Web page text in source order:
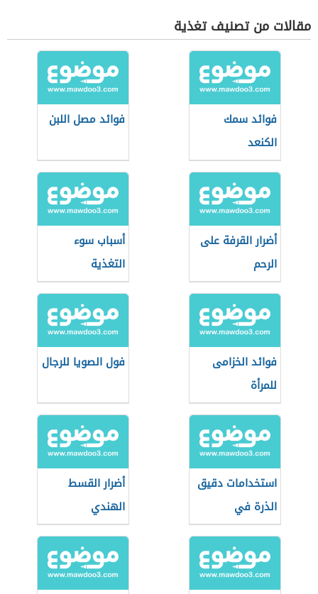
مقالات من تصنيف تغذية
فوائد سمك
الكنعد
فوائد مصل اللبن
أضرار القرفة على
الرحم
أسباب سوء
التغذية
فوائد الخزامى
للمرأة
فول الصويا للرجال
استخدامات دقيق
الذرة في
الحلويات
أضرار القسط
الهندي